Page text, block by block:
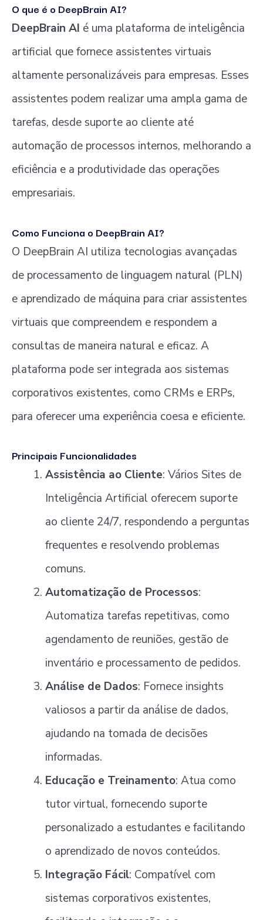
O que é o DeepBrain AI?
DeepBrain AI é uma plataforma de inteligência
artificial que fornece assistentes virtuais
altamente personalizáveis para empresas. Esses
assistentes podem realizar uma ampla gama de
tarefas, desde suporte ao cliente até
automação de processos internos, melhorando a
eficiência e a produtividade das operações
empresariais.
Como Funciona o DeepBrain AI?
O DeepBrain AI utiliza tecnologias avançadas
de processamento de linguagem natural (PLN)
e aprendizado de máquina para criar assistentes
virtuais que compreendem e respondem a
consultas de maneira natural e eficaz. A
plataforma pode ser integrada aos sistemas
corporativos existentes, como CRMs e ERPs,
para oferecer uma experiência coesa e eficiente.
Principais Funcionalidades
Assistência ao Cliente: Vários Sites de
Inteligência Artificial oferecem suporte
ao cliente 24/7, respondendo a perguntas
frequentes e resolvendo problemas
comuns.
Automatização de Processos:
Automatiza tarefas repetitivas, como
agendamento de reuniões, gestão de
inventário e processamento de pedidos.
Análise de Dados: Fornece insights
valiosos a partir da análise de dados,
ajudando na tomada de decisões
informadas.
Educação e Treinamento: Atua como
tutor virtual, fornecendo suporte
personalizado a estudantes e facilitando
o aprendizado de novos conteúdos.
Integração Fácil: Compatível com
sistemas corporativos existentes,